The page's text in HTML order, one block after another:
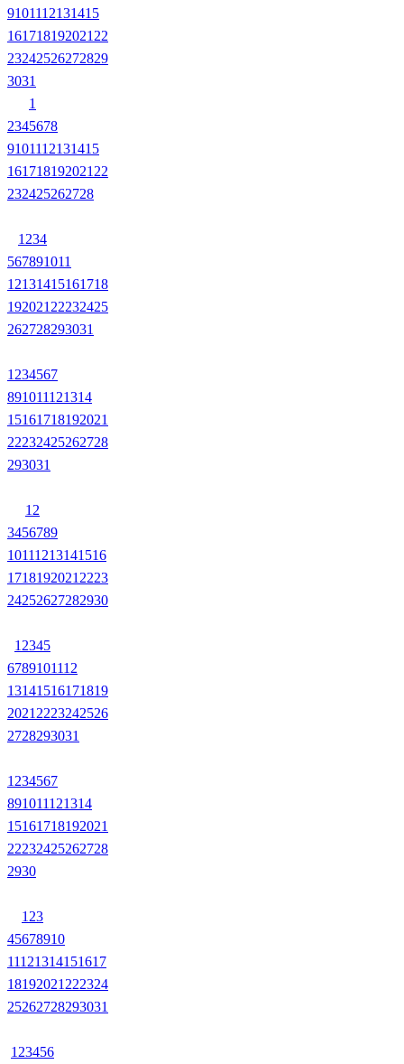
9101112131415
16171819202122
23242526272829
3031
1
2345678
9101112131415
16171819202122
232425262728
1234
567891011
12131415161718
19202122232425
262728293031
1234567
891011121314
15161718192021
22232425262728
293031
12
3456789
10111213141516
17181920212223
24252627282930
12345
6789101112
13141516171819
20212223242526
2728293031
1234567
891011121314
15161718192021
22232425262728
2930
123
45678910
11121314151617
18192021222324
25262728293031
123456